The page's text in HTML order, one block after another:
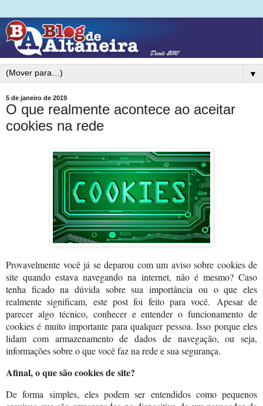
▼
5 de janeiro de 2019
O que realmente acontece ao aceitar
cookies na rede
Provavelmente você já se deparou com um aviso sobre cookies de
site quando estava navegando na internet, não é mesmo? Caso
tenha ficado na dúvida sobre sua importância ou o que eles
realmente significam, este post foi feito para você. Apesar de
parecer algo técnico, conhecer e entender o funcionamento de
cookies é muito importante para qualquer pessoa. Isso porque eles
lidam com armazenamento de dados de navegação, ou seja,
informações sobre o que você faz na rede e sua segurança.
Afinal, o que são cookies de site?
De forma simples, eles podem ser entendidos como pequenos